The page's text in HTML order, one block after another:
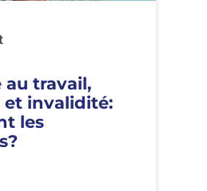
travail,
et invalidité:
les